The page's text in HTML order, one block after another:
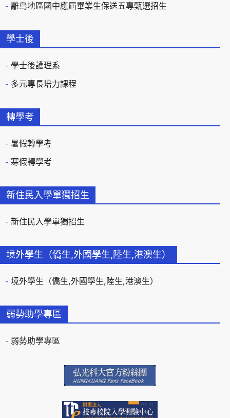
離島地區國中應屆畢業生保送五專甄選招生
學士後
學士後護理系
多元專長培力課程
轉學考
暑假轉學考
寒假轉學考
新住民入學單獨招生
新住民入學單獨招生
境外學生（僑生,外國學生,陸生,港澳生）
境外學生（僑生,外國學生,陸生,港澳生）
弱勢助學專區
弱勢助學專區